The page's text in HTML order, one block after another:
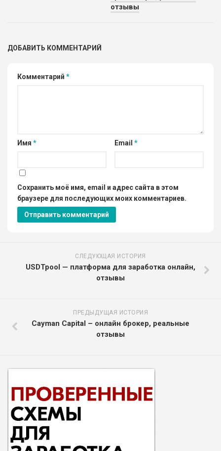
отзывы
ДОБАВИТЬ КОММЕНТАРИЙ
Комментарий *
Имя * Email *
Сохранить моё имя, email и адрес сайта в этом
браузере для последующих моих комментариев.
СЛЕДУЮЩАЯ ИСТОРИЯ
USDTpool — платформа для заработка онлайн,
отзывы
ПРЕДЫДУЩАЯ ИСТОРИЯ
Cayman Capital – онлайн брокер, реальные
отзывы